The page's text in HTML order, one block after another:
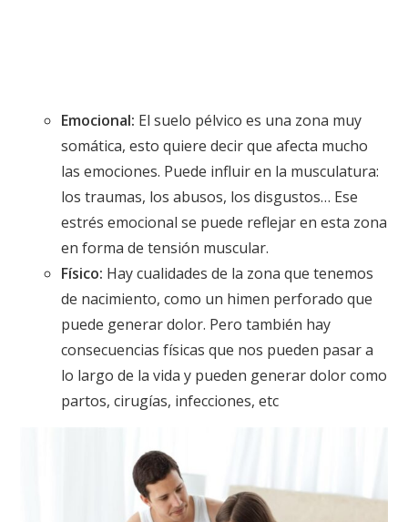
Emocional: El suelo pélvico es una zona muy
somática, esto quiere decir que afecta mucho
las emociones. Puede influir en la musculatura:
los traumas, los abusos, los disgustos… Ese
estrés emocional se puede reflejar en esta zona
en forma de tensión muscular.
Físico: Hay cualidades de la zona que tenemos
de nacimiento, como un himen perforado que
puede generar dolor. Pero también hay
consecuencias físicas que nos pueden pasar a
lo largo de la vida y pueden generar dolor como
partos, cirugías, infecciones, etc